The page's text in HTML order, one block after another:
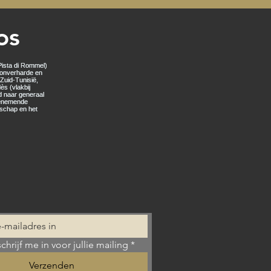
me in voor jullie mailing *
Verzenden